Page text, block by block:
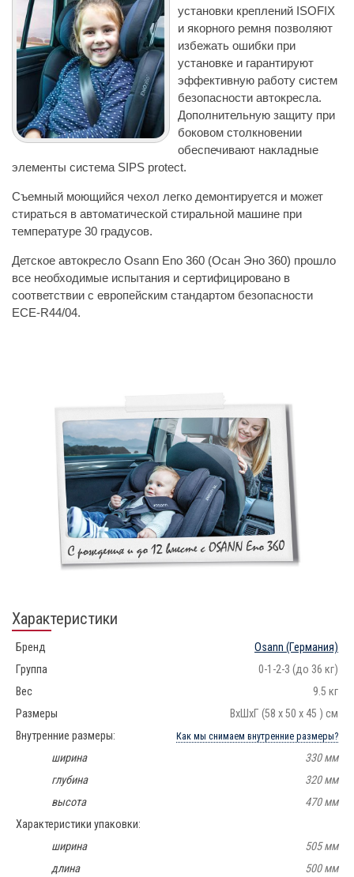
установки креплений ISOFIX
и якорного ремня позволяют
избежать ошибки при
установке и гарантируют
эффективную работу систем
безопасности автокресла.
Дополнительную защиту при
боковом столкновении
обеспечивают накладные
элементы система SIPS protect.
Съемный моющийся чехол легко демонтируется и может
стираться в автоматической стиральной машине при
температуре 30 градусов.
Детское автокресло Osann Eno 360 (Осан Эно 360) прошло
все необходимые испытания и сертифицировано в
соответствии с европейским стандартом безопасности
ECE-R44/04.
Характеристики
Бренд Osann (Германия)
Группа
0-1-2-3 (до 36 кг)
Вес
9.5 кг
Размеры
ВхШхГ (58 х 50 х 45 ) см
Внутренние размеры:
Как мы снимаем внутренние размеры?
ширина
330 мм
глубина
320 мм
высота
470 мм
Характеристики упаковки:
ширина
505 мм
длина
500 мм